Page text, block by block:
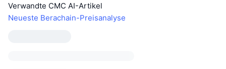
Verwandte CMC AI-Artikel
Neueste Berachain-Preisanalyse